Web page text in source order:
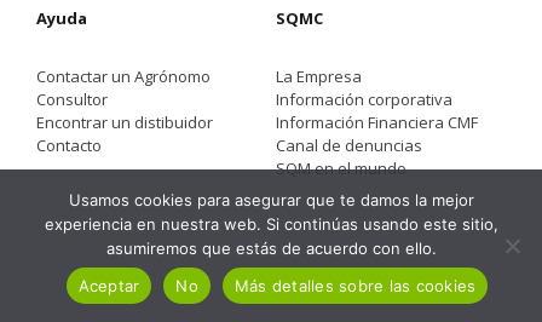
Ayuda
Contactar un Agrónomo
Consultor
Encontrar un distibuidor
Contacto
SQMC
La Empresa
Información corporativa
Información Financiera CMF
Canal de denuncias
SQM en el mundo
Usamos cookies para asegurar que te damos la mejor
experiencia en nuestra web. Si continúas usando este sitio,
asumiremos que estás de acuerdo con ello.
Aceptar
No Más detalles sobre las cookies